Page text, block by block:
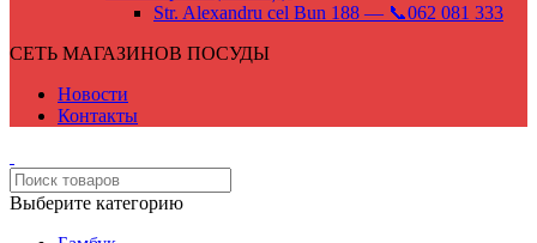
Str. Alexandru cel Bun 188 — 📞062 081 333
СЕТЬ МАГАЗИНОВ ПОСУДЫ
Новости
Контакты
Выберите категорию